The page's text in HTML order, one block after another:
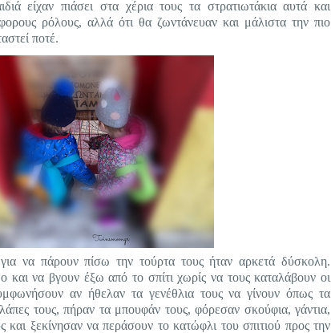
είχαν πιάσει στα χέρια τους τα στρατιωτάκια αυτά και
ρόλους, αλλά ότι θα ζωντάνευαν και μάλιστα την πιο
ποτέ.
να πάρουν πίσω την τούρτα τους ήταν αρκετά δύσκολη.
και να βγουν έξω από το σπίτι χωρίς να τους καταλάβουν οι
αν ήθελαν τα γενέθλια τους να γίνουν όπως τα
τους, πήραν τα μπουφάν τους, φόρεσαν σκούφια, γάντια,
και ξεκίνησαν να περάσουν το κατώφλι του σπιτιού προς την